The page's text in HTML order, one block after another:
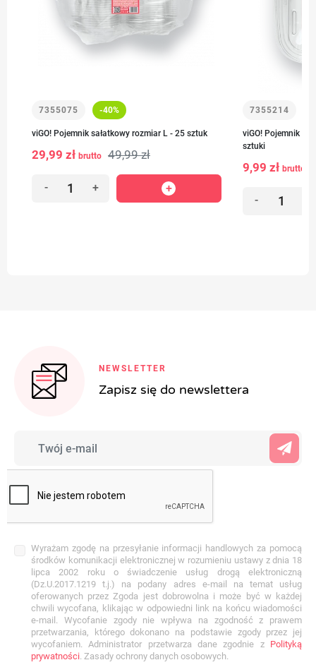
7355075 -40%
viGO! Pojemnik sałatkowy rozmiar L - 25 sztuk
29,99 zł brutto 49,99 zł
- +
7355214
viGO! Pojemnik na
sztuki
9,99 zł brutto
-
NEWSLETTER
Zapisz się do newslettera
Wyrażam zgodę na przesyłanie informacji handlowych za pomocą
środków komunikacji elektronicznej w rozumieniu ustawy z dnia 18
lipca 2002 roku o świadczenie usług drogą elektroniczną
(Dz.U.2017.1219 t.j.) na podany adres e-mail na temat usług
oferowanych przez Zgoda jest dobrowolna i może być w każdej
chwili wycofana, klikając w odpowiedni link na końcu wiadomości
e-mail. Wycofanie zgody nie wpływa na zgodność z prawem
przetwarzania, którego dokonano na podstawie zgody przez jej
wycofaniem. Administrator przetwarza dane zgodnie z Polityką
prywatności. Zasady ochrony danych osobowych.